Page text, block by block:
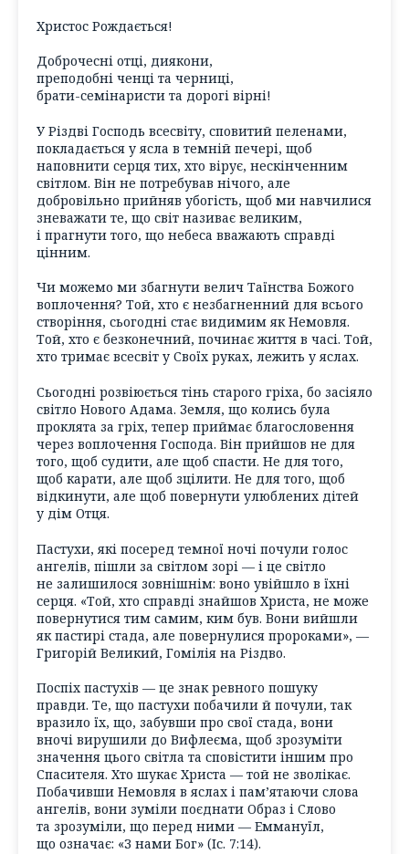
Христос Рождається!
Доброчесні отці, диякони,
преподобні ченці та черниці,
брати-семінаристи та дорогі вірні!
У Різдві Господь всесвіту, сповитий пеленами,
покладається у ясла в темній печері, щоб
наповнити серця тих, хто вірує, нескінченним
світлом. Він не потребував нічого, але
добровільно прийняв убогість, щоб ми навчилися
зневажати те, що світ називає великим,
і прагнути того, що небеса вважають справді
цінним.
Чи можемо ми збагнути велич Таїнства Божого
воплочення? Той, хто є незбагненний для всього
створіння, сьогодні стає видимим як Немовля.
Той, хто є безконечний, починає життя в часі. Той,
хто тримає всесвіт у Своїх руках, лежить у яслах.
Сьогодні розвіюється тінь старого гріха, бо засіяло
світло Нового Адама. Земля, що колись була
проклята за гріх, тепер приймає благословення
через воплочення Господа. Він прийшов не для
того, щоб судити, але щоб спасти. Не для того,
щоб карати, але щоб зцілити. Не для того, щоб
відкинути, але щоб повернути улюблених дітей
у дім Отця.
Пастухи, які посеред темної ночі почули голос
ангелів, пішли за світлом зорі — і це світло
не залишилося зовнішнім: воно увійшло в їхні
серця. «Той, хто справді знайшов Христа, не може
повернутися тим самим, ким був. Вони вийшли
як пастирі стада, але повернулися пророками», —
Григорій Великий, Гомілія на Різдво.
Поспіх пастухів — це знак ревного пошуку
правди. Те, що пастухи побачили й почули, так
вразило їх, що, забувши про свої стада, вони
вночі вирушили до Вифлеєма, щоб зрозуміти
значення цього світла та сповістити іншим про
Спасителя. Хто шукає Христа — той не зволікає.
Побачивши Немовля в яслах і пам’ятаючи слова
ангелів, вони зуміли поєднати Образ і Слово
та зрозуміли, що перед ними — Еммануїл,
що означає: «З нами Бог» (Іс. 7:14).